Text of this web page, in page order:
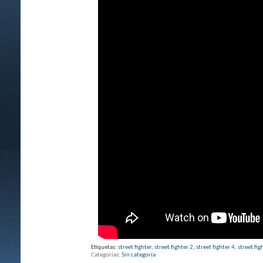
Etiquetas: street fighter, street fighter 2, street fighter 4, street
Categorías Sin categoría